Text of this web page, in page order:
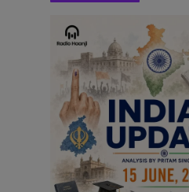
Matrimonial